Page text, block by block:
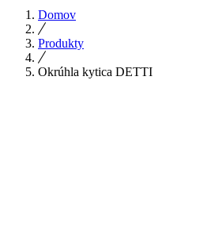
Domov
Produkty
Okrúhla kytica DETTI